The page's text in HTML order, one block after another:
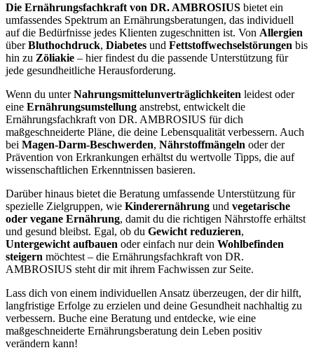
Die Ernährungsfachkraft von DR. AMBROSIUS bietet ein
umfassendes Spektrum an Ernährungsberatungen, das individuell
auf die Bedürfnisse jedes Klienten zugeschnitten ist. Von Allergien
überBluthochdruck, Diabetes und Fettstoffwechselstörungen bis
hin zu Zöliakie – hier findest du die passende Unterstützung für
jede gesundheitliche Herausforderung.
Wenn du unterNahrungsmittelunverträglichkeiten leidest oder
eine Ernährungsumstellung anstrebst, entwickelt die
Ernährungsfachkraft von DR. AMBROSIUS für dich
maßgeschneiderte Pläne, die deine Lebensqualität verbessern. Auch
bei Magen-Darm-Beschwerden, Nährstoffmängeln oder der
Prävention von Erkrankungen erhältst du wertvolle Tipps, die auf
wissenschaftlichen Erkenntnissen basieren.
Darüber hinaus bietet die Beratung umfassende Unterstützung für
spezielle Zielgruppen, wie Kinderernährung und vegetarische
oder vegane Ernährung, damit du die richtigen Nährstoffe erhältst
und gesund bleibst. Egal, ob du Gewicht reduzieren,
Untergewicht aufbauen oder einfach nur dein Wohlbefinden
steigern möchtest – die Ernährungsfachkraft von DR.
AMBROSIUS steht dir mit ihrem Fachwissen zur Seite.
Lass dich von einem individuellen Ansatz überzeugen, der dir hilft,
langfristige Erfolge zu erzielen und deine Gesundheit nachhaltig zu
verbessern. Buche eine Beratung und entdecke, wie eine
maßgeschneiderte Ernährungsberatung dein Leben positiv
verändern kann!